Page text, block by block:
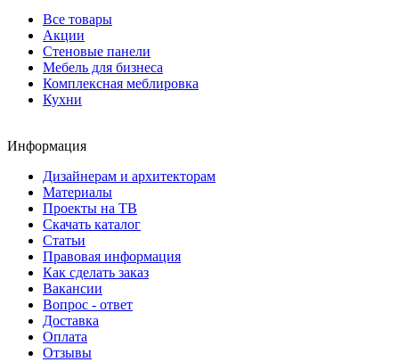
Все товары
Акции
Стеновые панели
Мебель для бизнеса
Комплексная меблировка
Кухни
Информация
Дизайнерам и архитекторам
Материалы
Проекты на ТВ
Скачать каталог
Статьи
Правовая информация
Как сделать заказ
Вакансии
Вопрос - ответ
Доставка
Оплата
Отзывы